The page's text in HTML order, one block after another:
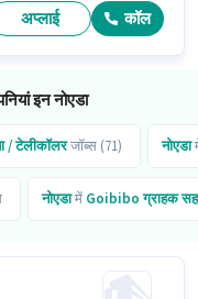
नोएडा में स्थित है। इस
हैं।
अप्लाई कॉल
इन नोएडा
/ टेलीकॉलरजॉब्स (71) नोएडा
नोएडामें Goibibo ग्राहक